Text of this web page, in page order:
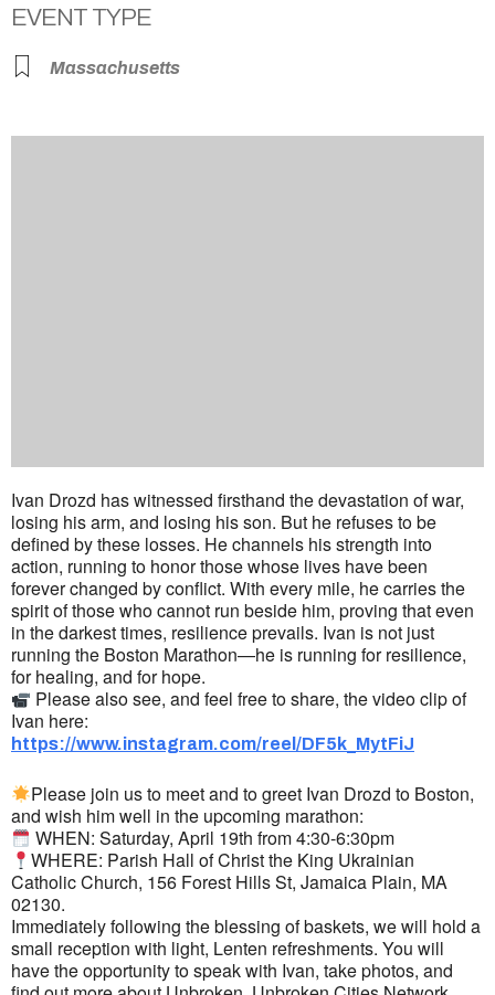
EVENT TYPE
Massachusetts
Ivan Drozd has witnessed firsthand the devastation of war,
losing his arm, and losing his son. But he refuses to be
defined by these losses. He channels his strength into
action, running to honor those whose lives have been
forever changed by conflict. With every mile, he carries the
spirit of those who cannot run beside him, proving that even
in the darkest times, resilience prevails. Ivan is not just
running the Boston Marathon—he is running for resilience,
for healing, and for hope.
Please also see, and feel free to share, the video clip of
Ivan here:
https://www.instagram.com/reel/DF5k_MytFiJ
Please join us to meet and to greet Ivan Drozd to Boston,
and wish him well in the upcoming marathon:
WHEN: Saturday, April 19th from 4:30-6:30pm
WHERE: Parish Hall of Christ the King Ukrainian
Catholic Church, 156 Forest Hills St, Jamaica Plain, MA
02130.
Immediately following the blessing of baskets, we will hold a
small reception with light, Lenten refreshments. You will
have the opportunity to speak with Ivan, take photos, and